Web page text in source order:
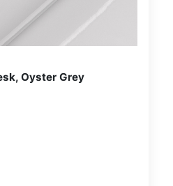
Oyster Grey